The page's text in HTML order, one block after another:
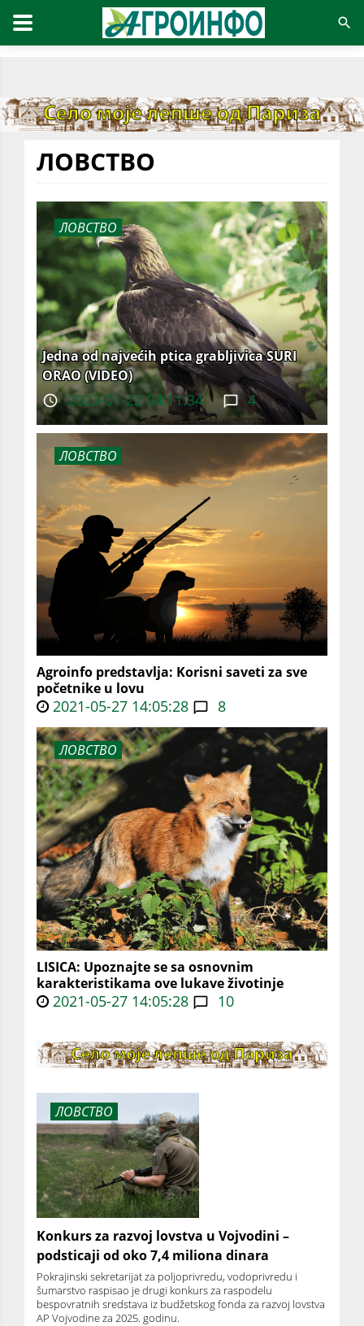
ЛОВСТВО
ЛОВСТВО
Jedna od najvećih ptica grabljivica SURI
ORAO (VIDEO)
2023-01-22 04:11:34 4
ЛОВСТВО
Agroinfo predstavlja: Korisni saveti za sve
početnike u lovu
2021-05-27 14:05:28 8
ЛОВСТВО
LISICA: Upoznajte se sa osnovnim
karakteristikama ove lukave životinje
2021-05-27 14:05:28 10
ЛОВСТВО
Konkurs za razvoj lovstva u Vojvodini –
podsticaji od oko 7,4 miliona dinara
Pokrajinski sekretarijat za poljoprivredu, vodoprivredu i
šumarstvo raspisao je drugi konkurs za raspodelu
bespovratnih sredstava iz budžetskog fonda za razvoj lovstva
AP Vojvodine za 2025. godinu.